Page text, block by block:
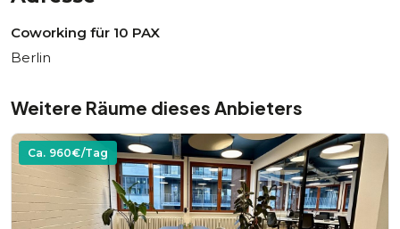
Coworking für 10 PAX
Berlin
Weitere Räume dieses Anbieters
Ca. 960€/Tag